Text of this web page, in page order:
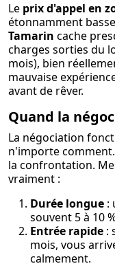
Le prix d'appel en
étonnamment
Tamarin cache
charges sorties du
mois), bien
mauvaise
avant de rêver.
Quand la
La négociation
n'importe
la confrontation.
vraiment :
Durée longue :
souvent 5 à 10
Entrée rapide :
mois, vous
calmement.